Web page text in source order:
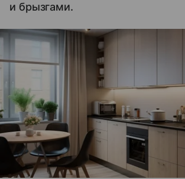
и брызгами.